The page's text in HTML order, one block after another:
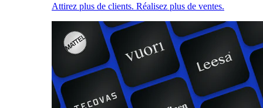
Attirez plus de clients. Réalisez plus de ventes.